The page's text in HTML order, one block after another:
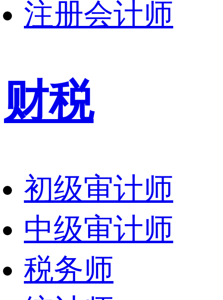
注册会计师
财税
初级审计师
中级审计师
税务师